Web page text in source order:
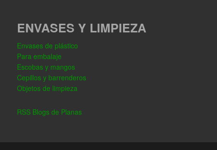
ENVASES Y LIMPIEZA
Envases de plástico
Para embalaje
Escobas y mangos
Cepillos y barrenderos
Objetos de limpieza
RSS Blogs de Planas